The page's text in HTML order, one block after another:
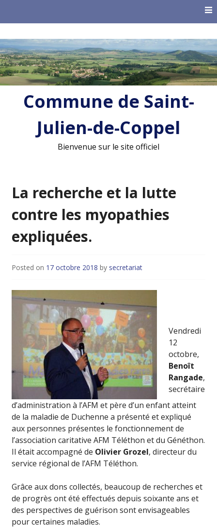
Commune de Saint-
Julien-de-Coppel
Bienvenue sur le site officiel
La recherche et la lutte
contre les myopathies
expliquées.
Posted on 17 octobre 2018 by secretariat
Vendredi
12
octobre,
Benoît
Rangade,
secrétaire
d’administration à l’AFM et père d’un enfant atteint
de la maladie de Duchenne a présenté et expliqué
aux personnes présentes le fonctionnement de
l’association caritative AFM Téléthon et du Généthon.
Il était accompagné de Olivier Grozel, directeur du
service régional de l’AFM Téléthon.
Grâce aux dons collectés, beaucoup de recherches et
de progrès ont été effectués depuis soixante ans et
des perspectives de guérison sont envisageables
pour certaines maladies.